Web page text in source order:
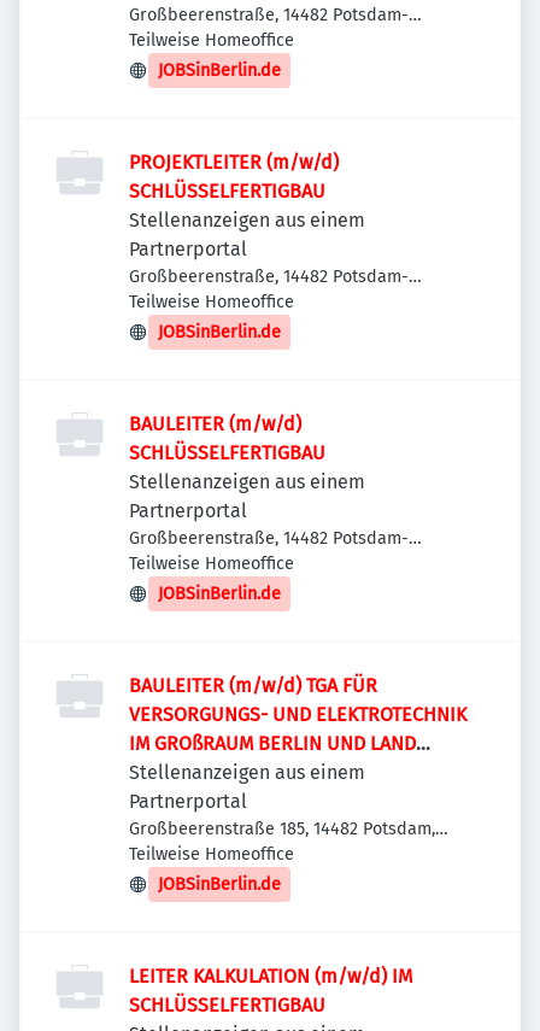
Großbeerenstraße, 14482 Potsdam-
Babelsberg, Deutschland
Teilweise Homeoffice
JOBSinBerlin.de
PROJEKTLEITER (m/w/d)
SCHLÜSSELFERTIGBAU
Stellenanzeigen aus einem
Partnerportal
Großbeerenstraße, 14482 Potsdam-
Babelsberg, Deutschland
Teilweise Homeoffice
JOBSinBerlin.de
BAULEITER (m/w/d)
SCHLÜSSELFERTIGBAU
Stellenanzeigen aus einem
Partnerportal
Großbeerenstraße, 14482 Potsdam-
Babelsberg, Deutschland
Teilweise Homeoffice
JOBSinBerlin.de
BAULEITER (m/w/d) TGA FÜR
VERSORGUNGS- UND ELEKTROTECHNIK
IM GROßRAUM BERLIN UND LAND
BRANDENBURG
Stellenanzeigen aus einem
Partnerportal
Großbeerenstraße 185, 14482 Potsdam,
Deutschland
Teilweise Homeoffice
JOBSinBerlin.de
LEITER KALKULATION (m/w/d) IM
SCHLÜSSELFERTIGBAU